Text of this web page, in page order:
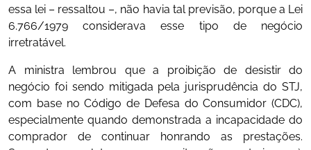
essa lei – ressaltou –, não havia tal previsão, porque a Lei
6.766/1979 considerava esse tipo de negócio
irretratável.
A ministra lembrou que a proibição de desistir do
negócio foi sendo mitigada pela jurisprudência do STJ,
com base no Código de Defesa do Consumidor (CDC),
especialmente quando demonstrada a incapacidade do
comprador de continuar honrando as prestações.